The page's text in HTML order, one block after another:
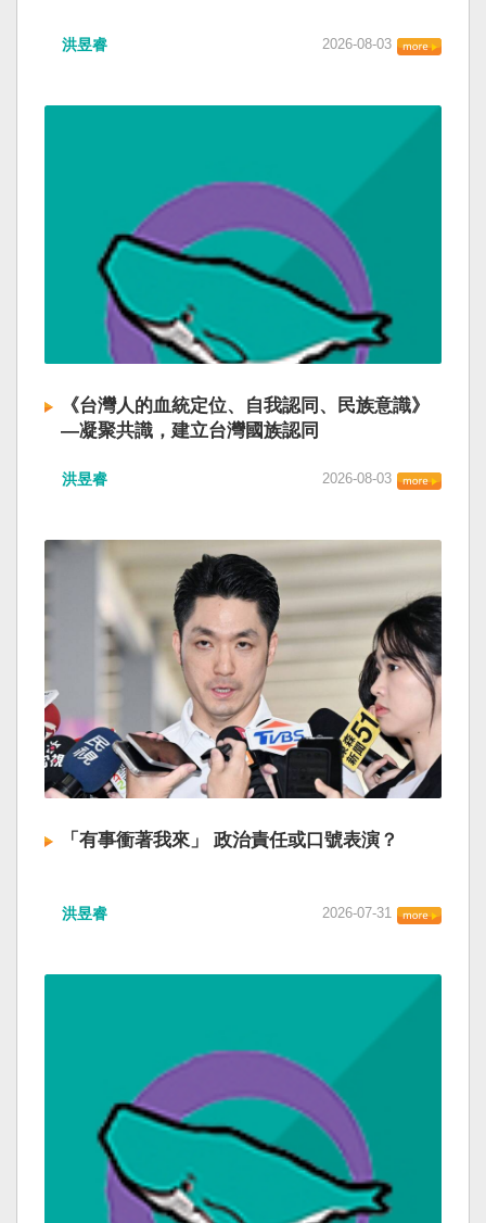
洪昱睿 2026-08-03
《台灣人的血統定位、自我認同、民族意識》
—凝聚共識，建立台灣國族認同
洪昱睿 2026-08-03
「有事衝著我來」 政治責任或口號表演？
洪昱睿 2026-07-31